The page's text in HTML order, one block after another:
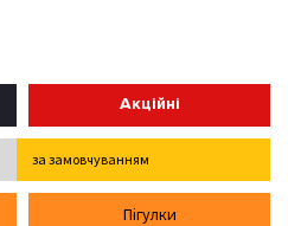
за замовчуванням
Акційні
Пігулки